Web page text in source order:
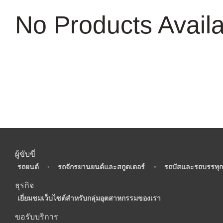
No Products
ผู้ขับขี่
รถยนต์ • รถจักรยานยนต์และสกูตเตอร์ • รถบัสและรถบรรทุก
ธุรกิจ
เยี่ยมชมเว็บไซต์สำหรับกลุ่มอุตสาหกรรมของเรา
ขอรับบริการ